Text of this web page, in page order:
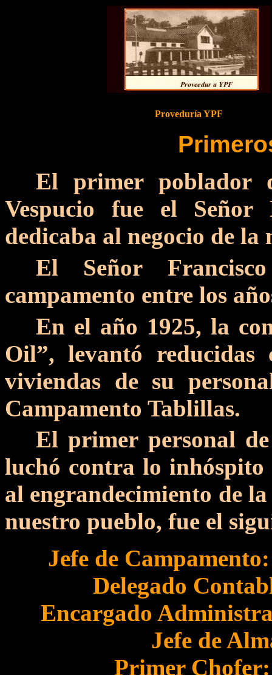
Proveduría YPF
El primer poblador
Vespucio fue el Señor
dedicaba al negocio de la
El Señor
campamento entre los
En el año 1925, la
Oil”, levantó reducidas
viviendas de su
Campamento Tablillas.
El primer personal
luchó contra lo
al engrandecimiento de
nuestro pueblo, fue el
Jefe de
Delegado
Encargado
Jefe de
Primer